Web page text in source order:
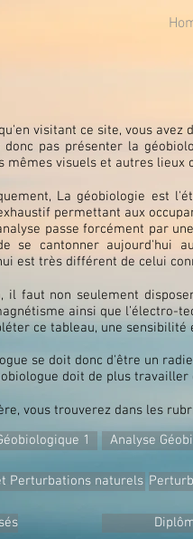
visitant ce site, vous avez
donc pas présenter la
mêmes visuels et autres lieux
La géobiologie est
permettant aux
passe forcément par
se cantonner aujourd'hui
est très différent de celui
il faut non seulement
ainsi que l’électro-
ce tableau, une
se doit donc d'être un
doit de plus
vous trouverez dans les
1
Analyse
Perturbations naturels